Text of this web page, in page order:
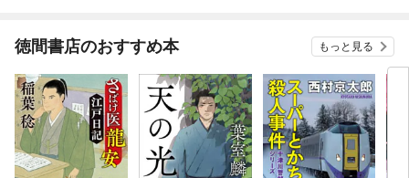
徳間書店のおすすめ本 もっと見る